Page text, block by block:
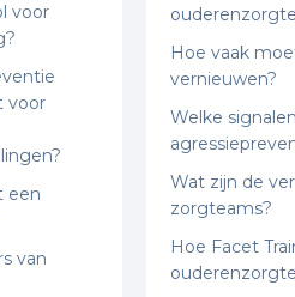
voor
voor
een
van
Hoe vaak
vernieuwen?
Welke
Wat zijn de
zorgteams?
Hoe Facet